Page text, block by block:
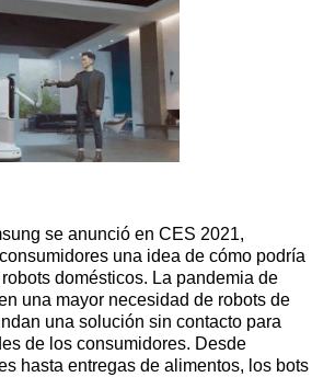
se anunció en CES 2021,
una idea de cómo podría
domésticos. La pandemia de
una mayor necesidad de robots de
una solución sin contacto para
de los consumidores. Desde
hasta entregas de alimentos, los bots